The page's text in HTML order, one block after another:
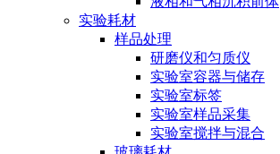
实验耗材
样品处理
研磨仪和匀质仪
实验室容器与储存
实验室标签
实验室样品采集
实验室搅拌与混合